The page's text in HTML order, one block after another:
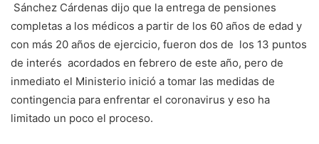
Sánchez Cárdenas dijo que la entrega de pensiones
completas a los médicos a partir de los 60 años de edad y
con más 20 años de ejercicio, fueron dos de los 13 puntos
de interés acordados en febrero de este año, pero de
inmediato el Ministerio inició a tomar las medidas de
contingencia para enfrentar el coronavirus y eso ha
limitado un poco el proceso.